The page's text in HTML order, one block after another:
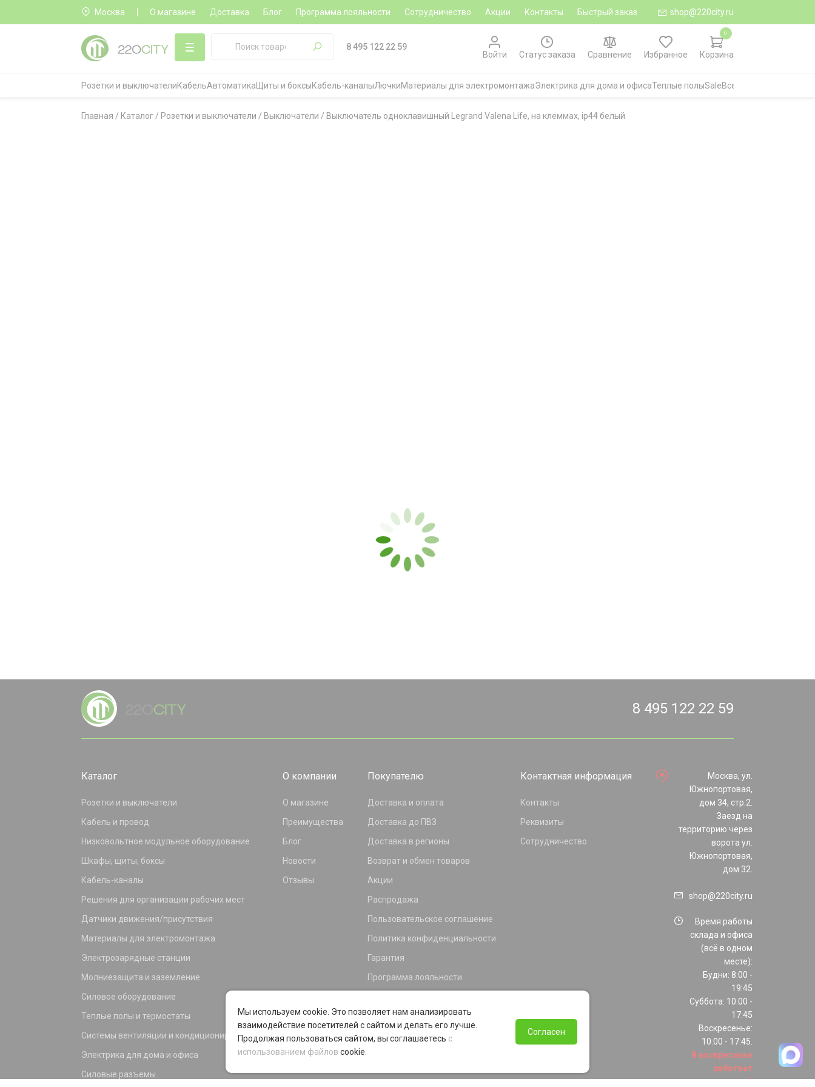
Москва О магазине Доставка Блог Программа лояльности Сотрудничество Акции Контакты Быстрый заказ shop@220city.ru
8 495 122 22 59
Войти
Статус заказа Сравнение Избранное Корзина
0
Розетки и выключателиКабельАвтоматика Щиты и боксыКабель-каналыЛючкиМатериалы для электромонтажаЭлектрика для дома и офисаТеплые полыSaleВсе категории
Главная / Каталог / Розетки и выключатели / Выключатели / Выключатель одноклавишный Legrand Valena Life, на клеммах, ip44 белый
8 495 122 22 59
Каталог
Розетки и выключатели
Кабель и провод
Низковольтное модульное оборудование
Шкафы, щиты, боксы
Кабель-каналы
Решения для организации рабочих мест
Датчики движения/присутствия
Материалы для электромонтажа
Электрозарядные станции
Молниезащита и заземление
Силовое оборудование
Теплые полы и термостаты
Системы вентиляции и кондиционирования
Электрика для дома и офиса
Силовые разъемы
О компании
О магазине
Преимущества
Блог
Новости
Отзывы
Покупателю
Доставка и оплата
Доставка до ПВЗ
Доставка в регионы
Возврат и обмен товаров
Акции
Распродажа
Пользовательское соглашение
Политика конфиденциальности
Гарантия
Программа лояльности
Контактная информация
Контакты
Реквизиты
Сотрудничество
Москва, ул.
Южнопортовая,
дом 34, стр.2.
Заезд на
территорию через
ворота ул.
Южнопортовая,
дом 32.
shop@220city.ru
Время работы
склада и офиса
(всё в одном
месте):
Будни: 8:00 -
19:45
Суббота: 10:00 -
17:45
Воскресенье:
10:00 - 17:45.
В воскресенье
работает
только шоурум!
Мы используем cookie. Это позволяет нам анализировать
взаимодействие посетителей с сайтом и делать его лучше.
Продолжая пользоваться сайтом, вы соглашаетесь с
использованием файлов cookie.
Согласен